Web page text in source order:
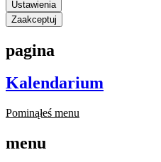
Ustawienia
Zaakceptuj
pagina
Kalendarium
Pominąłeś menu
menu